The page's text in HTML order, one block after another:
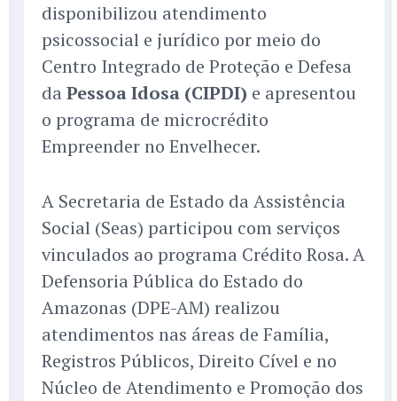
disponibilizou atendimento
psicossocial e jurídico por meio do
Centro Integrado de Proteção e Defesa
da Pessoa Idosa (CIPDI) e apresentou
o programa de microcrédito
Empreender no Envelhecer.
A Secretaria de Estado da Assistência
Social (Seas) participou com serviços
vinculados ao programa Crédito Rosa. A
Defensoria Pública do Estado do
Amazonas (DPE-AM) realizou
atendimentos nas áreas de Família,
Registros Públicos, Direito Cível e no
Núcleo de Atendimento e Promoção dos